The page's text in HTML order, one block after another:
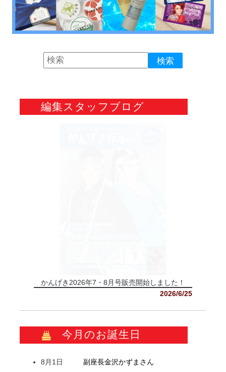
編集スタッフブログ
かんげき2026年7・8月号販売開始しました！
2026/6/25
今月のお誕生日
8月1日 副座長金沢かずま さん